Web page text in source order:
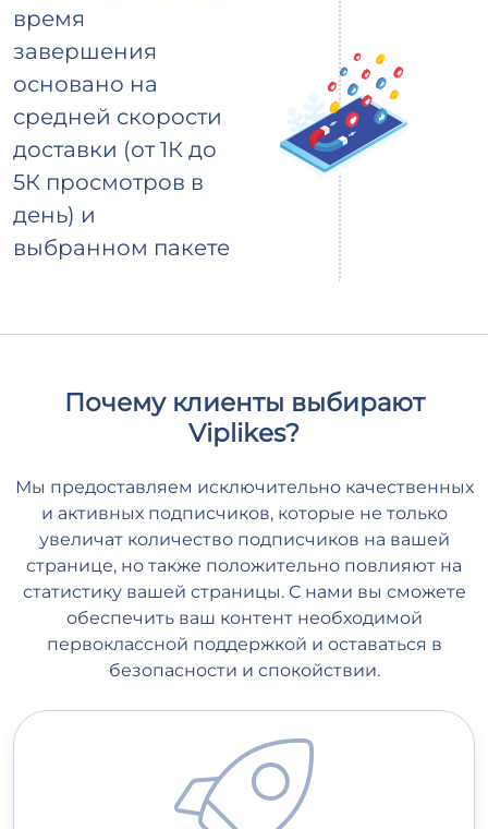
время
завершения
основано на
средней скорости
доставки (от 1К до
5К просмотров в
день) и
выбранном пакете
Почему клиенты выбирают
Viplikes?
Мы предоставляем исключительно качественных
и активных подписчиков, которые не только
увеличат количество подписчиков на вашей
странице, но также положительно повлияют на
статистику вашей страницы. С нами вы сможете
обеспечить ваш контент необходимой
первоклассной поддержкой и оставаться в
безопасности и спокойствии.